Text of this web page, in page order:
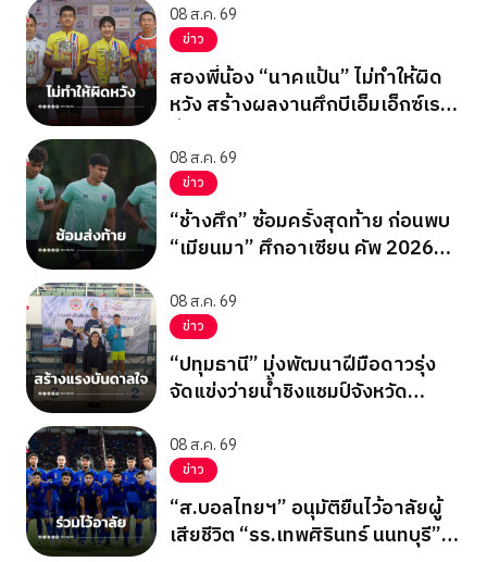
08 ส.ค. 69
ข่าว
สองพี่น้อง “นาคแป้น” ไม่ทำให้ผิด
หวัง สร้างผลงานศึกบีเอ็มเอ็กซ์เรซ
08 ส.ค. 69
ข่าว
“ช้างศึก” ซ้อมครั้งสุดท้าย ก่อนพบ
“เมียนมา” ศึกอาเซียน คัพ 2026
08 ส.ค. 69
ข่าว
“ปทุมธานี” มุ่งพัฒนาฝีมือดาวรุ่ง
จัดแข่งว่ายน้ำชิงแชมป์จังหวัด
08 ส.ค. 69
ข่าว
“ส.บอลไทยฯ” อนุมัติยืนไว้อาลัยผู้
เสียชีวิต “รร.เทพศิรินทร์ นนทบุรี”